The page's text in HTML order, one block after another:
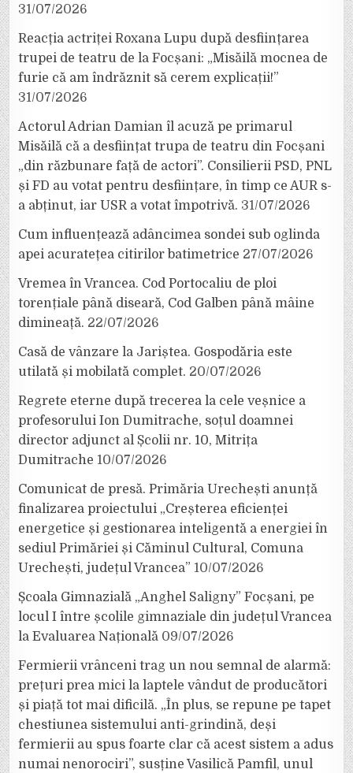
31/07/2026
Reacția actriței Roxana Lupu după desființarea
trupei de teatru de la Focșani: „Misăilă mocnea de
furie că am îndrăznit să cerem explicații!”
31/07/2026
Actorul Adrian Damian îl acuză pe primarul
Misăilă că a desființat trupa de teatru din Focșani
„din răzbunare față de actori”. Consilierii PSD, PNL
și FD au votat pentru desființare, în timp ce AUR s-
a abținut, iar USR a votat împotrivă. 31/07/2026
Cum influențează adâncimea sondei sub oglinda
apei acuratețea citirilor batimetrice 27/07/2026
Vremea în Vrancea. Cod Portocaliu de ploi
torențiale până diseară, Cod Galben până mâine
dimineață. 22/07/2026
Casă de vânzare la Jariștea. Gospodăria este
utilată și mobilată complet. 20/07/2026
Regrete eterne după trecerea la cele veșnice a
profesorului Ion Dumitrache, soțul doamnei
director adjunct al Școlii nr. 10, Mitrița
Dumitrache 10/07/2026
Comunicat de presă. Primăria Urechești anunță
finalizarea proiectului „Creșterea eficienței
energetice și gestionarea inteligentă a energiei în
sediul Primăriei și Căminul Cultural, Comuna
Urechești, județul Vrancea” 10/07/2026
Școala Gimnazială „Anghel Saligny” Focșani, pe
locul I între școlile gimnaziale din județul Vrancea
la Evaluarea Națională 09/07/2026
Fermierii vrânceni trag un nou semnal de alarmă:
prețuri prea mici la laptele vândut de producători
și piață tot mai dificilă. „În plus, se repune pe tapet
chestiunea sistemului anti-grindină, deși
fermierii au spus foarte clar că acest sistem a adus
numai nenorociri”, susține Vasilică Pamfil, unul